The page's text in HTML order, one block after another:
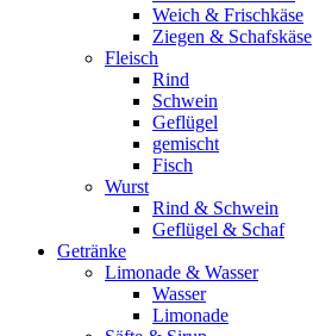
Weich & Frischkäse
Ziegen & Schafskäse
Fleisch
Rind
Schwein
Geflügel
gemischt
Fisch
Wurst
Rind & Schwein
Geflügel & Schaf
Getränke
Limonade & Wasser
Wasser
Limonade